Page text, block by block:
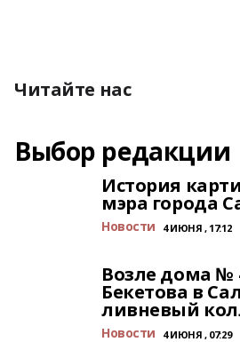
Читайте нас
Выбор редакции
История
мэра города
Новости 4 ИЮНЯ , 17:12
Возле дома №
Бекетова в
ливневый
Новости 4 ИЮНЯ , 07:29